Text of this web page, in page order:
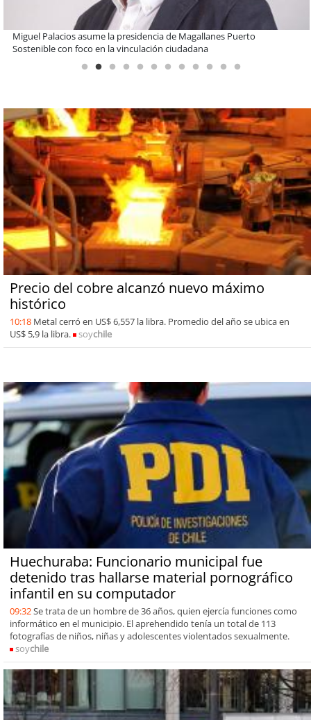
Estudiantes de la UCN desarrollan tecnología para modernizar la
operación de Ultraport Coquimbo
Precio del cobre alcanzó nuevo máximo
histórico
10:18 Metal cerró en US$ 6,557 la libra. Promedio del año se ubica en
US$ 5,9 la libra.
soychile
Huechuraba: Funcionario municipal fue
detenido tras hallarse material pornográfico
infantil en su computador
09:32Se trata de un hombre de 36 años, quien ejercía funciones como
informático en el municipio. El aprehendido tenía un total de 113
fotografías de niños, niñas y adolescentes violentados sexualmente.
soychile